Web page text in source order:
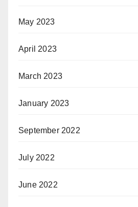
May 2023
April 2023
March 2023
January 2023
September 2022
July 2022
June 2022